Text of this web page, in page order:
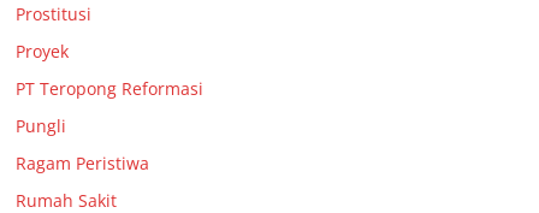
Prostitusi
Proyek
PT Teropong Reformasi
Pungli
Ragam Peristiwa
Rumah Sakit